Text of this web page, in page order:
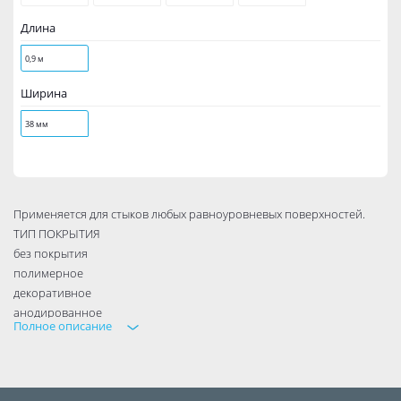
Длина
0,9 м
Ширина
38 мм
Применяется для стыков любых равноуровневых поверхностей.
ТИП ПОКРЫТИЯ
без покрытия
полимерное
декоративное
анодированное
Длина: 0,9 м, 1,35, 1,8 м
Полное описание